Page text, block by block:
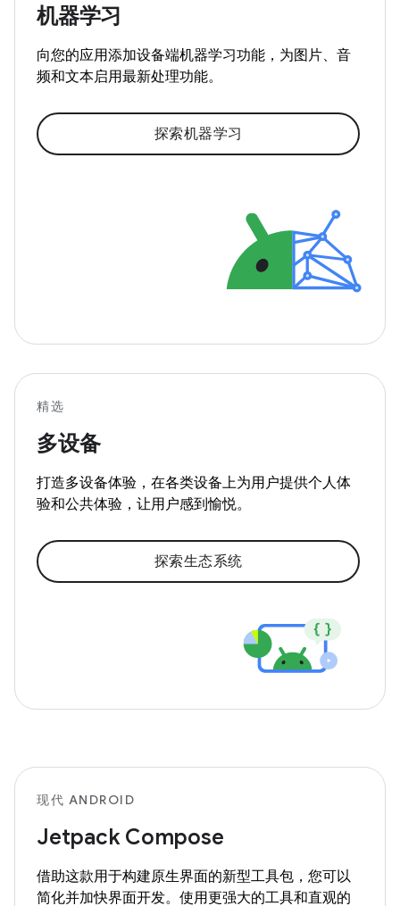
机器学习
向您的应用添加设备端机器学习功能，为图片、音
频和文本启用最新处理功能。
探索机器学习
精选
多设备
打造多设备体验，在各类设备上为用户提供个人体
验和公共体验，让用户感到愉悦。
探索生态系统
现代 ANDROID
Jetpack Compose
借助这款用于构建原生界面的新型工具包，您可以
简化并加快界面开发。使用更强大的工具和直观的